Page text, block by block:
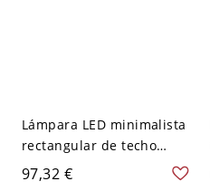
Lámpara LED minimalista
rectangular de techo
empotrada con marco de
97,32 €